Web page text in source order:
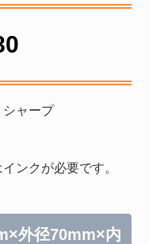
シャープ
ンクが必要です。
外径70mm×内